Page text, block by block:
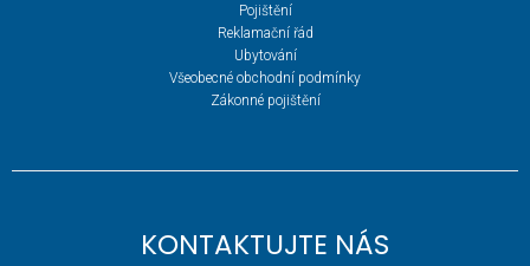
Pojištění
Reklamační řád
Ubytování
Všeobecné obchodní podmínky
Zákonné pojištění
KONTAKTUJTE NÁS